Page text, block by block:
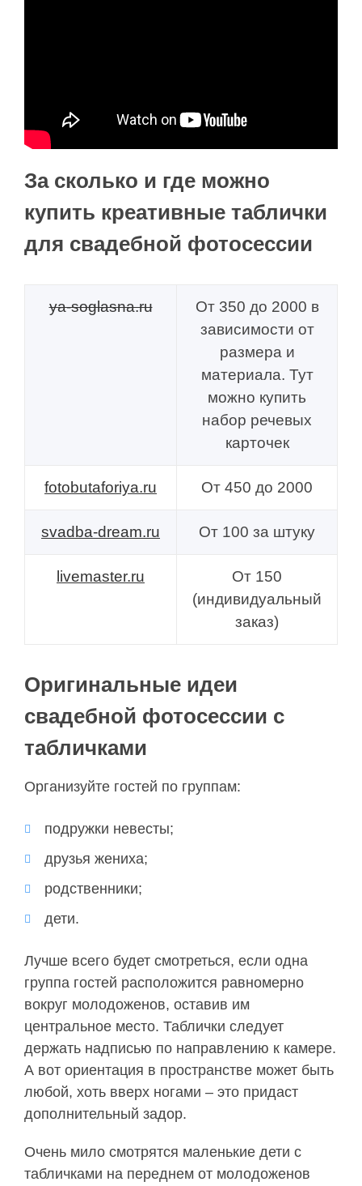
За сколько и где можно
купить креативные таблички
для свадебной фотосессии
ya-soglasna.ru
От 350 до 2000 в
зависимости от
размера и
материала. Тут
можно купить
набор речевых
карточек
fotobutaforiya.ru От 450 до 2000
svadba-dream.ru От 100 за штуку
livemaster.ru
От 150
(индивидуальный
заказ)
Оригинальные идеи
свадебной фотосессии с
табличками
Организуйте гостей по группам:
подружки невесты;
друзья жениха;
родственники;
дети.
Лучше всего будет смотреться, если одна
группа гостей расположится равномерно
вокруг молодоженов, оставив им
центральное место. Таблички следует
держать надписью по направлению к камере.
А вот ориентация в пространстве может быть
любой, хоть вверх ногами – это придаст
дополнительный задор.
Очень мило смотрятся маленькие дети с
табличками на переднем от молодоженов